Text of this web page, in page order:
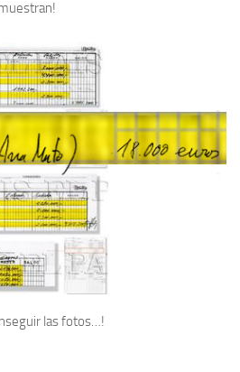
las fotos…!